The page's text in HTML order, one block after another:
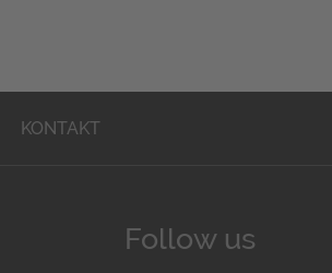
KONTAKT
Follow us